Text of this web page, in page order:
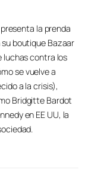
la prenda
boutique Bazaar
luchas contra los
se vuelve a
a la crisis),
Bridgitte Bardot
en EE UU, la